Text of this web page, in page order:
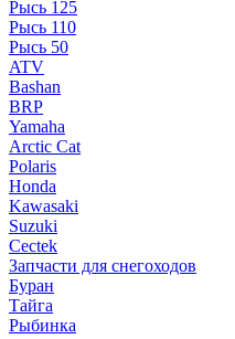
Рысь 125
Рысь 110
Рысь 50
ATV
Bashan
BRP
Yamaha
Arctic Cat
Polaris
Honda
Kawasaki
Suzuki
Cectek
Запчасти для снегоходов
Буран
Тайга
Рыбинка